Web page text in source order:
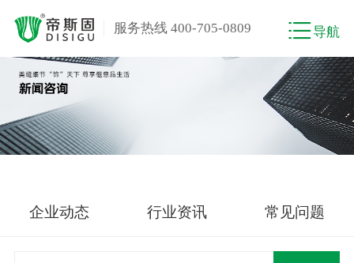
服务热线 400-705-0809 导航
企业动态 行业资讯 常见问题